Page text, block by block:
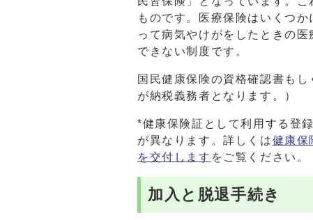
ものです。医療保険はいくつ
って病気やけがをしたときの
できない制度です。
国民健康保険の資格確認書も
が納税義務者となります。）
*健康保険証として利用する登
が異なります。詳しくは健康保
を交付します をご覧ください。
加入と脱退手続き